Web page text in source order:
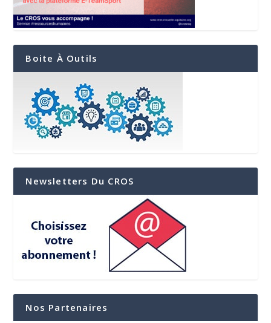
Boite À Outils
Newsletters Du CROS
Nos Partenaires